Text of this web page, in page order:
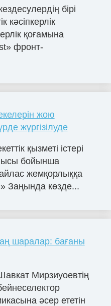
бірі
кәсіпкерлік
қоғамына
фронт-
жою
жүргізілуде
қызметі істері
бойынша
жемқорлыққа
Заңында көзде...
шаралар: бағаны
Мирзиyоевтің
әсер ететін